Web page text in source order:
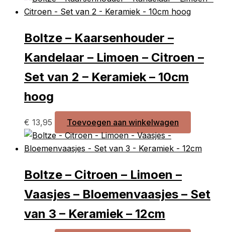
Boltze – Kaarsenhouder –
Kandelaar – Limoen – Citroen –
Set van 2 – Keramiek – 10cm
hoog
€ 13,95 Toevoegen aan winkelwagen
Boltze – Citroen – Limoen –
Vaasjes – Bloemenvaasjes – Set
van 3 – Keramiek – 12cm